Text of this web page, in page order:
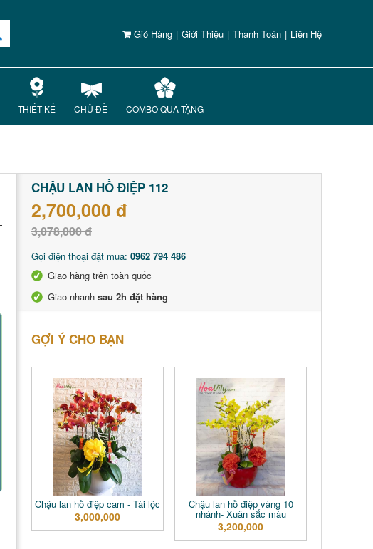
Giỏ Hàng | Giới Thiệu | Thanh Toán | Liên Hệ
THIẾT KẾ CHỦ ĐỀ COMBO QUÀ TẶNG
CHẬU LAN HỒ ĐIỆP 112
2,700,000 đ
3,078,000 đ
Gọi điện thoại đặt mua: 0962 794 486
Giao hàng trên toàn quốc
Giao nhanh sau 2h đặt hàng
GỢI Ý CHO BẠN
Chậu lan hồ điệp cam - Tài lộc
3,000,000
Chậu lan hồ điệp vàng 10
nhánh- Xuân sắc màu
3,200,000